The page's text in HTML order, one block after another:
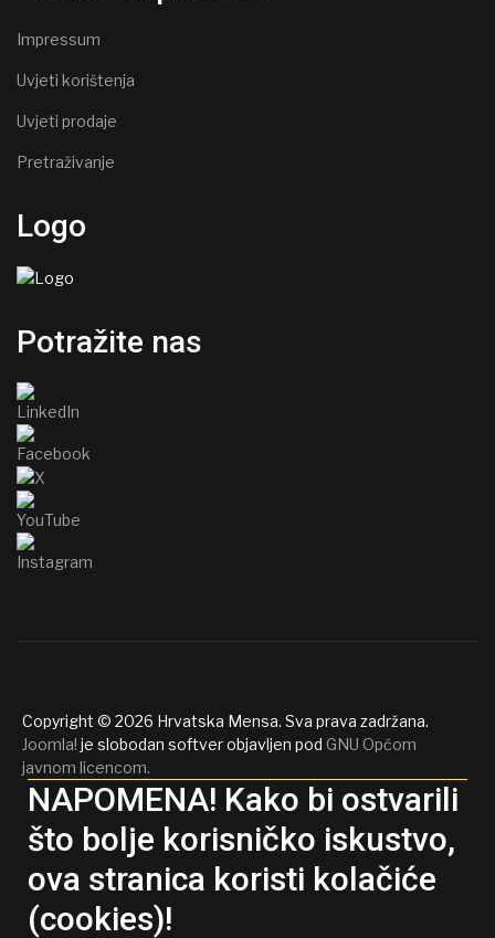
Impressum
Uvjeti korištenja
Uvjeti prodaje
Pretraživanje
Logo
Potražite nas
Copyright © 2026 Hrvatska Mensa. Sva prava zadržana.
Joomla! je slobodan softver objavljen pod GNU Općom
javnom licencom.
NAPOMENA! Kako bi ostvarili
što bolje korisničko iskustvo,
ova stranica koristi kolačiće
(cookies)!